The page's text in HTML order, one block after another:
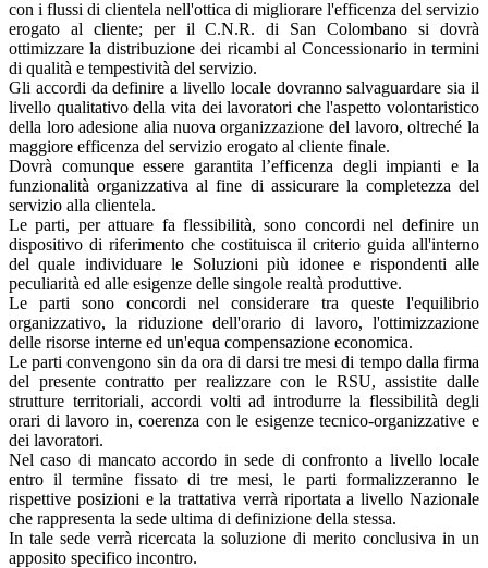
con i flussi di clientela nell'ottica di migliorare l'efficenza del servizio
erogato al cliente; per il C.N.R. di San Colombano si dovrà
ottimizzare la distribuzione dei ricambi al Concessionario in termini
di qualità e tempestività del servizio.
Gli accordi da definire a livello locale dovranno salvaguardare sia il
livello qualitativo della vita dei lavoratori che l'aspetto volontaristico
della loro adesione alia nuova organizzazione del lavoro, oltreché la
maggiore efficenza del servizio erogato al cliente finale.
Dovrà comunque essere garantita l’efficenza degli impianti e la
funzionalità organizzativa al fine di assicurare la completezza del
servizio alla clientela.
Le parti, per attuare fa flessibilità, sono concordi nel definire un
dispositivo di riferimento che costituisca il criterio guida all'interno
del quale individuare le Soluzioni più idonee e rispondenti alle
peculiarità ed alle esigenze delle singole realtà produttive.
Le parti sono concordi nel considerare tra queste l'equilibrio
organizzativo, la riduzione dell'orario di lavoro, l'ottimizzazione
delle risorse interne ed un'equa compensazione economica.
Le parti convengono sin da ora di darsi tre mesi di tempo dalla firma
del presente contratto per realizzare con le RSU, assistite dalle
strutture territoriali, accordi volti ad introdurre la flessibilità degli
orari di lavoro in, coerenza con le esigenze tecnico-organizzative e
dei lavoratori.
Nel caso di mancato accordo in sede di confronto a livello locale
entro il termine fissato di tre mesi, le parti formalizzeranno le
rispettive posizioni e la trattativa verrà riportata a livello Nazionale
che rappresenta la sede ultima di definizione della stessa.
In tale sede verrà ricercata la soluzione di merito conclusiva in un
apposito specifico incontro.